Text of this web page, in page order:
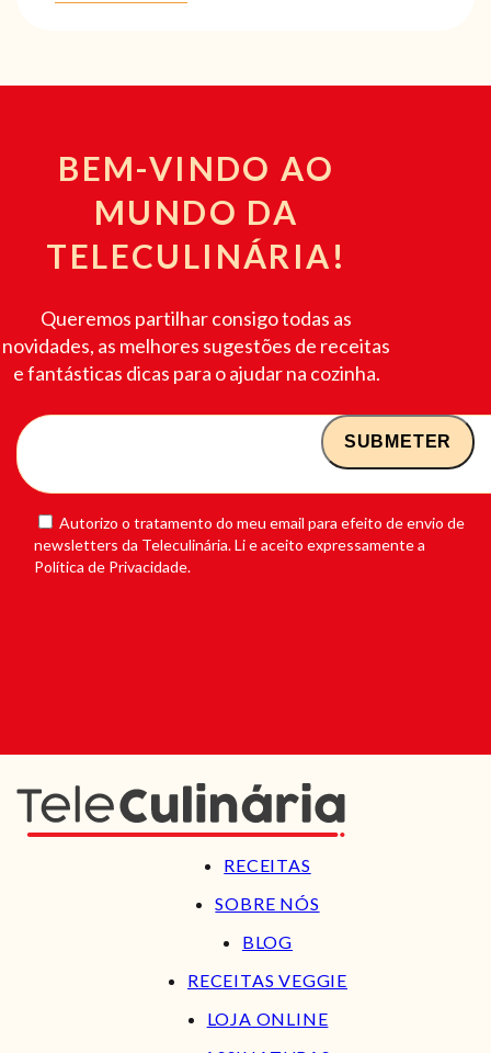
BEM-VINDO AO
MUNDO DA
TELECULINÁRIA!
Queremos partilhar consigo todas as
novidades, as melhores sugestões de receitas
e fantásticas dicas para o ajudar na cozinha.
Autorizo o tratamento do meu email para efeito de envio de
newsletters da Teleculinária. Li e aceito expressamente a
Política de Privacidade.
RECEITAS
SOBRE NÓS
BLOG
RECEITAS VEGGIE
LOJA ONLINE